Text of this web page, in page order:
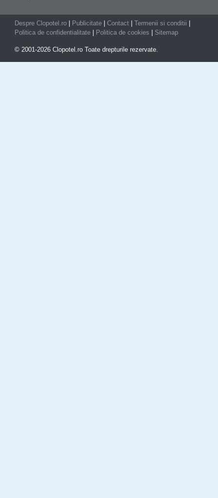
Despre Clopotel.ro Publicitate Contact Termenii si conditii
Politica de confidentialitate
Politica de cookies Sitemap
© 2001-2026 Clopotel.ro Toate drepturile rezervate.